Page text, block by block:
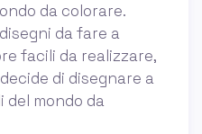
da colorare.
da fare a
facili da realizzare,
di disegnare a
del mondo da